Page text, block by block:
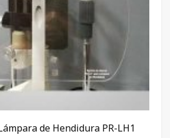
de Hendidura PR-LH1